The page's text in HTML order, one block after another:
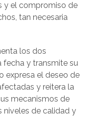
y el compromiso de
tan necesaria
los dos
fecha y transmite su
expresa el deseo de
y reitera la
mecanismos de
niveles de calidad y